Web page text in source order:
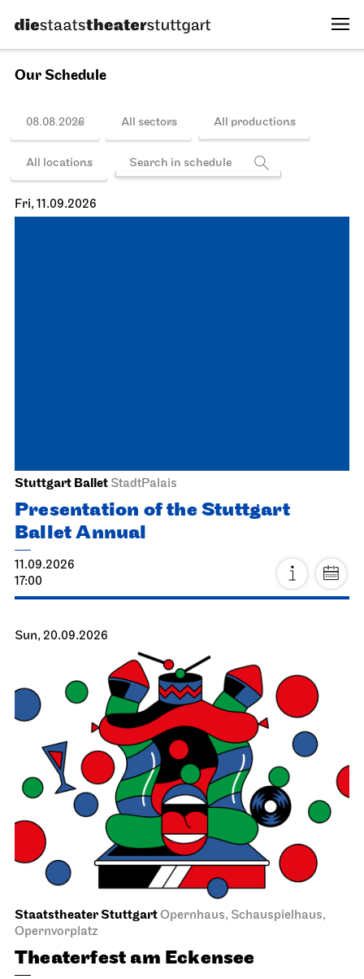
Our Schedule
08.08.2026 All sectors All productions
All locations
Fri, 11.09.2026
Stuttgart Ballet StadtPalais
Presentation of the Stuttgart
Ballet Annual
11.09.2026
17:00
Sun, 20.09.2026
Staatstheater StuttgartOpernhaus, Schauspielhaus,
Opernvorplatz
Theaterfest am Eckensee